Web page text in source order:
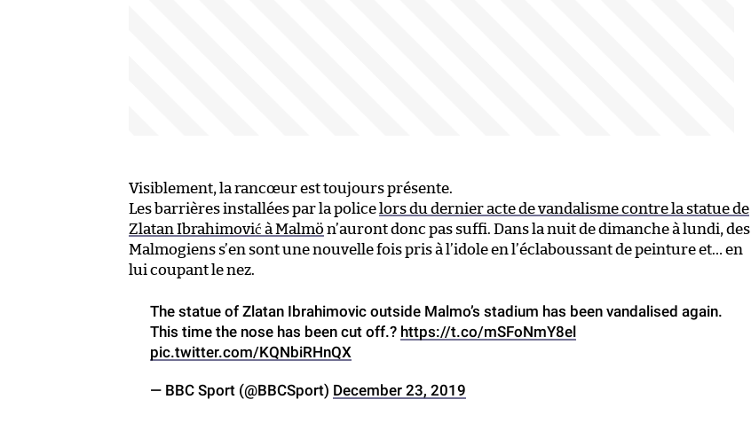
Visiblement, la rancœur est toujours présente.
Les barrières installées par la police lors du dernier acte de vandalisme contre la statue de
Zlatan Ibrahimović à Malmö n’auront donc pas suffi. Dans la nuit de dimanche à lundi, des
Malmogiens s’en sont une nouvelle fois pris à l’idole en l’éclaboussant de peinture et… en
lui coupant le nez.
The statue of Zlatan Ibrahimovic outside Malmo’s stadium has been vandalised again.
This time the nose has been cut off.? https://t.co/mSFoNmY8el
pic.twitter.com/KQNbiRHnQX
— BBC Sport (@BBCSport) December 23, 2019